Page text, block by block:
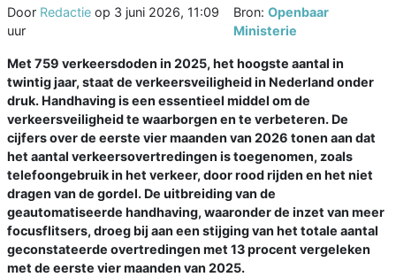
Door Redactie op 3 juni 2026, 11:09
uur
Bron: Openbaar
Ministerie
Met 759 verkeersdoden in 2025, het hoogste aantal in
twintig jaar, staat de verkeersveiligheid in Nederland onder
druk. Handhaving is een essentieel middel om de
verkeersveiligheid te waarborgen en te verbeteren. De
cijfers over de eerste vier maanden van 2026 tonen aan dat
het aantal verkeersovertredingen is toegenomen, zoals
telefoongebruik in het verkeer, door rood rijden en het niet
dragen van de gordel. De uitbreiding van de
geautomatiseerde handhaving, waaronder de inzet van meer
focusflitsers, droeg bij aan een stijging van het totale aantal
geconstateerde overtredingen met 13 procent vergeleken
met de eerste vier maanden van 2025.